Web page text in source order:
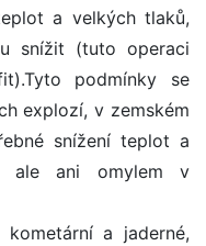
a velkých tlaků,
snížit (tuto operaci
podmínky se
explozí, v zemském
snížení teplot a
ale ani omylem v
a jaderné,